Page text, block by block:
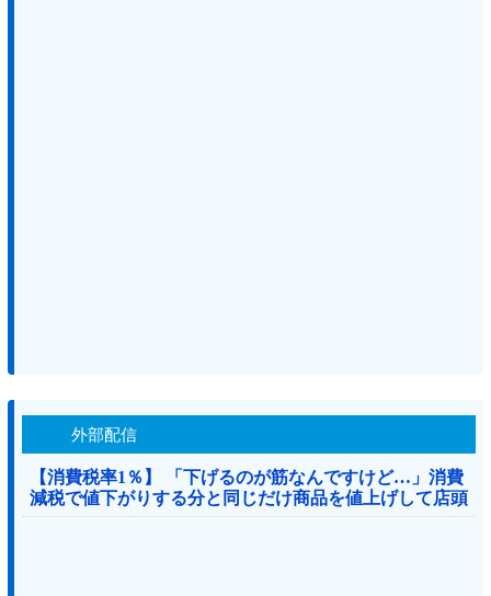
外部配信
【消費税率1％】 「下げるのが筋なんですけど…」消費
減税で値下がりする分と同じだけ商品を値上げして店頭
価格を変えない店も